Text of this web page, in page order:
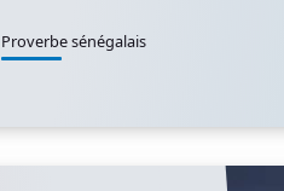
Proverbe sénégalais